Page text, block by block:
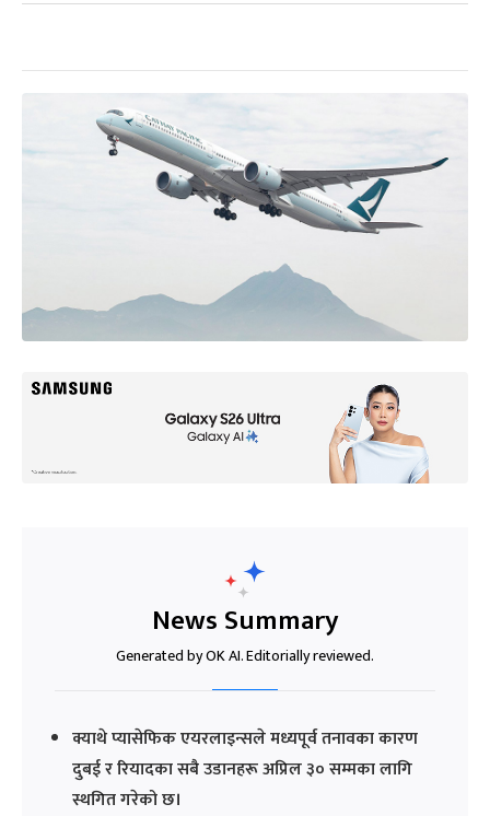
News Summary
Generated by OK AI. Editorially reviewed.
क्याथे प्यासेफिक एयरलाइन्सले मध्यपूर्व तनावका कारण
दुबई र रियादका सबै उडानहरू अप्रिल ३० सम्मका लागि
स्थगित गरेको छ।